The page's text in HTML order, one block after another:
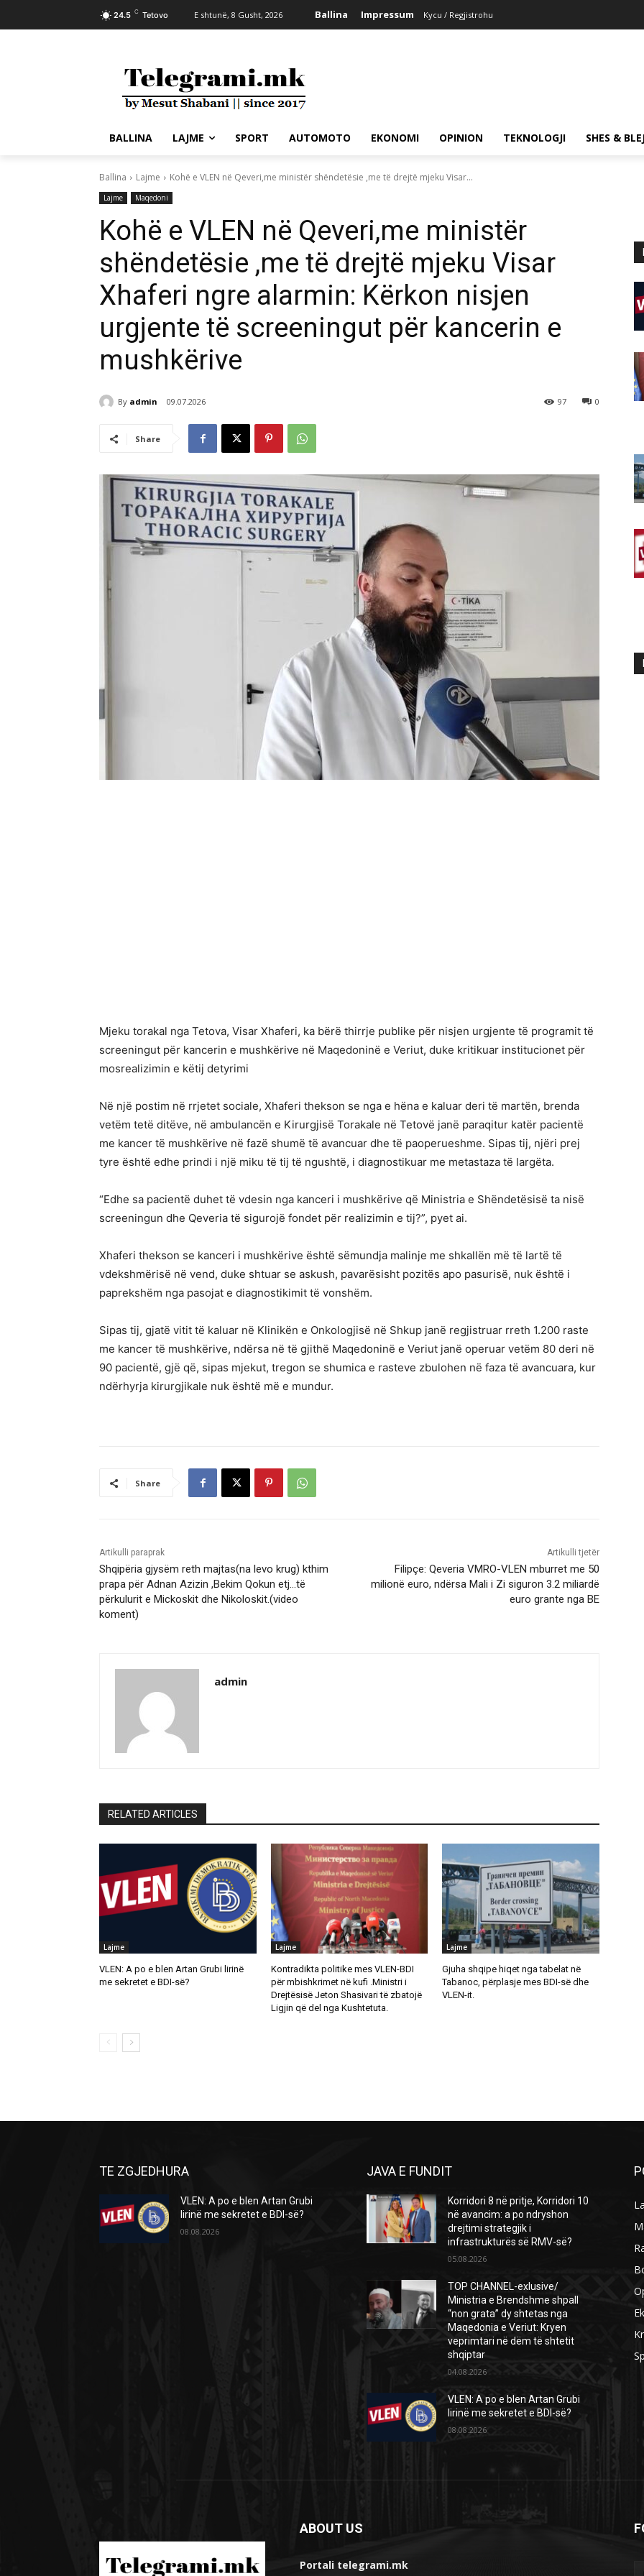
24.5 C Tetovo E shtunë, 8 Gusht, 2026 Ballina Impressum Kycu / Regjistrohu
BALLINA LAJME SPORT AUTOMOTO EKONOMI OPINION TEKNOLOGJI SHES &
Ballina Lajme Kohë e VLEN në Qeveri,me ministër shëndetësie ,me të drejtë mjeku Visar...
Lajme Maqedoni
Kohë e VLEN në Qeveri,me ministër
shëndetësie ,me të drejtë mjeku Visar
Xhaferi ngre alarmin: Kërkon nisjen
urgjente të screeningut për kancerin e
mushkërive
By admin 09.07.2026 0
97
Share
Mjeku torakal nga Tetova, Visar Xhaferi, ka bërë thirrje publike për nisjen urgjente të programit të
screeningut për kancerin e mushkërive në Maqedoninë e Veriut, duke kritikuar institucionet për
mosrealizimin e këtij detyrimi
Në një postim në rrjetet sociale, Xhaferi thekson se nga e hëna e kaluar deri të martën, brenda
vetëm tetë ditëve, në ambulancën e Kirurgjisë Torakale në Tetovë janë paraqitur katër pacientë
me kancer të mushkërive në fazë shumë të avancuar dhe të paoperueshme. Sipas tij, njëri prej
tyre është edhe prindi i një miku të tij të ngushtë, i diagnostikuar me metastaza të largëta.
“Edhe sa pacientë duhet të vdesin nga kanceri i mushkërive që Ministria e Shëndetësisë ta nisë
screeningun dhe Qeveria të sigurojë fondet për realizimin e tij?”, pyet ai.
Xhaferi thekson se kanceri i mushkërive është sëmundja malinje me shkallën më të lartë të
vdekshmërisë në vend, duke shtuar se askush, pavarësisht pozitës apo pasurisë, nuk është i
paprekshëm nga pasojat e diagnostikimit të vonshëm.
Sipas tij, gjatë vitit të kaluar në Klinikën e Onkologjisë në Shkup janë regjistruar rreth 1.200 raste
me kancer të mushkërive, ndërsa në të gjithë Maqedoninë e Veriut janë operuar vetëm 80 deri në
90 pacientë, gjë që, sipas mjekut, tregon se shumica e rasteve zbulohen në faza të avancuara, kur
ndërhyrja kirurgjikale nuk është më e mundur.
Share
Artikulli paraprak
Shqipëria gjysëm reth majtas(na levo krug) kthim
prapa për Adnan Azizin ,Bekim Qokun etj…të
përkulurit e Mickoskit dhe Nikoloskit.(video
koment)
Artikulli tjetër
Filipçe: Qeveria VMRO-VLEN mburret me 50
milionë euro, ndërsa Mali i Zi siguron 3.2 miliardë
euro grante nga BE
admin
RELATED ARTICLES
Lajme
VLEN: A po e blen Artan Grubi lirinë
me sekretet e BDI-së?
Lajme
Kontradikta politike mes VLEN-BDI
për mbishkrimet në kufi .Ministri i
Drejtësisë Jeton Shasivari të zbatojë
Ligjin që del nga Kushtetuta.
Lajme
Gjuha shqipe hiqet nga tabelat në
Tabanoc, përplasje mes BDI-së dhe
VLEN-it.
TE ZGJEDHURA
VLEN: A po e blen Artan Grubi
lirinë me sekretet e BDI-së?
08.08.2026
JAVA E FUNDIT
Korridori 8 në pritje, Korridori 10
në avancim: a po ndryshon
drejtimi strategjik i
infrastrukturës së RMV-së?
05.08.2026
TOP CHANNEL-exlusive/
Ministria e Brendshme shpall
“non grata” dy shtetas nga
Maqedonia e Veriut: Kryen
veprimtari në dëm të shtetit
shqiptar
04.08.2026
VLEN: A po e blen Artan Grubi
lirinë me sekretet e BDI-së?
08.08.2026
ABOUT US
Portali telegrami.mk